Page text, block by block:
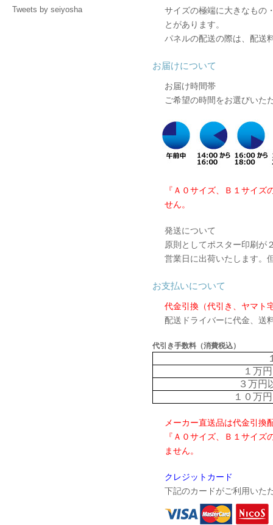
サイズの極端に大きなもの
とがあります。
パネルの配送の際は、配送
お届けについて
お届け時間帯
ご希望の時間をお選びいた
『Ａ０サイズ、Ｂ１サイ
せん。
発送について
原則としてポスター印刷が
営業日に出荷いたします。
お支払いについて
代金引換（代引き、ヤマト
配送ドライバーに代金、送
代引き手数料（消費税込）
１万
３万円
１０万
メーカー直送品は代金引換
『Ａ０サイズ、Ｂ１サイ
ません。
クレジットカード
下記のカードがご利用いた
Tweets by seiyosha